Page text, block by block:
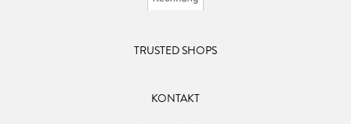
TRUSTED SHOPS
KONTAKT